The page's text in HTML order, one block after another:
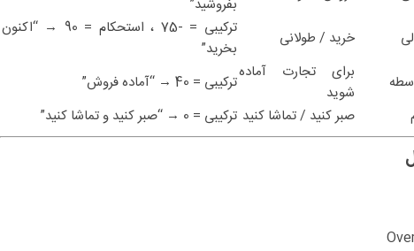
بفروشید”
خرید / طولانی
ترکیبی = -75 ، استحکام = 90 → “اکنون
بخرید”
برای تجارت آماده
شوید
ترکیبی = 40 → “آماده فروش”
صبر کنید / تماشا کنید ترکیبی = 0 → “صبر کنید و تماشا کنید”